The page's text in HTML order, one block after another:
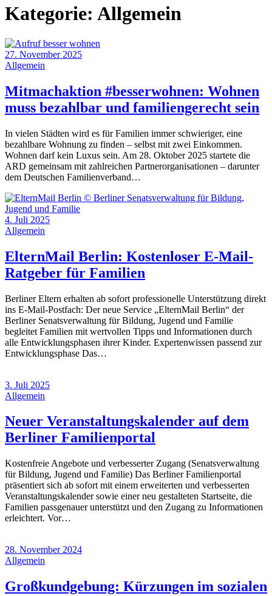
Kategorie: Allgemein
27. November 2025
Allgemein
Mitmachaktion #besserwohnen: Wohnen
muss bezahlbar und familiengerecht sein
In vielen Städten wird es für Familien immer schwieriger, eine
bezahlbare Wohnung zu finden – selbst mit zwei Einkommen.
Wohnen darf kein Luxus sein. Am 28. Oktober 2025 startete die
ARD gemeinsam mit zahlreichen Partnerorganisationen – darunter
dem Deutschen Familienverband…
4. Juli 2025
Allgemein
ElternMail Berlin: Kostenloser E-Mail-
Ratgeber für Familien
Berliner Eltern erhalten ab sofort professionelle Unterstützung direkt
ins E-Mail-Postfach: Der neue Service „ElternMail Berlin“ der
Berliner Senatsverwaltung für Bildung, Jugend und Familie
begleitet Familien mit wertvollen Tipps und Informationen durch
alle Entwicklungsphasen ihrer Kinder. Expertenwissen passend zur
Entwicklungsphase Das…
3. Juli 2025
Allgemein
Neuer Veranstaltungskalender auf dem
Berliner Familienportal
Kostenfreie Angebote und verbesserter Zugang (Senatsverwaltung
für Bildung, Jugend und Familie) Das Berliner Familienportal
präsentiert sich ab sofort mit einem erweiterten und verbesserten
Veranstaltungskalender sowie einer neu gestalteten Startseite, die
Familien passgenauer unterstützt und den Zugang zu Informationen
erleichtert. Vor…
28. November 2024
Allgemein
Großkundgebung: Kürzungen im sozialen